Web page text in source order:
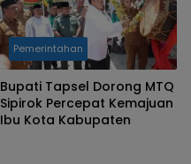
Pemerintahan
Bupati Tapsel Dorong MTQ
Sipirok Percepat Kemajuan
Ibu Kota Kabupaten